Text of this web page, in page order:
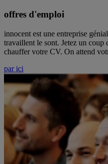
offres d'emploi
innocent est une entreprise
travaillent le sont. Jetez un
chauffer votre CV. On attend
par ici